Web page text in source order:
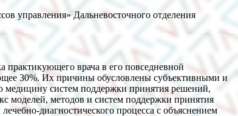
управления» Дальневосточного отделения
врача в его повседневной
30%. Их причины обусловлены субъективными и
систем поддержки принятия решений,
моделей, методов и систем поддержки принятия
диагностического процесса с объяснением